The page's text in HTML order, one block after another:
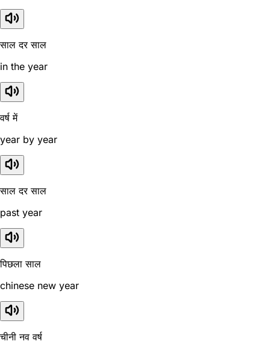
साल दर साल
in the year
वर्ष में
year by year
साल दर साल
past year
पिछला साल
chinese new year
चीनी नव वर्ष